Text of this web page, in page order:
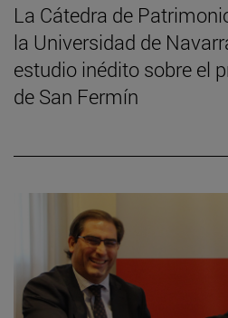
La Cátedra de
la Universidad de
estudio inédito sobre el
de San Fermín